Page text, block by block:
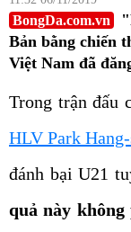
BongDa.com.vn
Bản bằng chiến
Việt Nam đã
Trong trận đấu
HLV Park
đánh bại U21
quả này không